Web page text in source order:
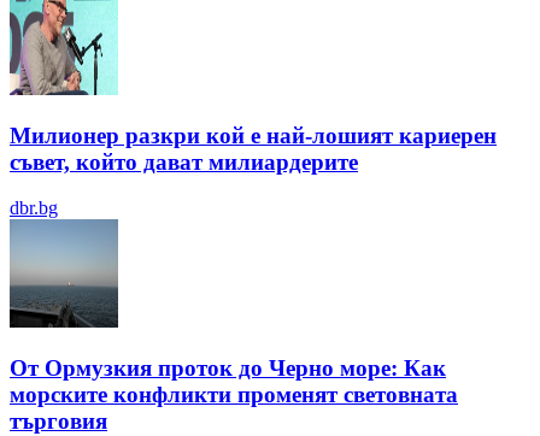
Милионер разкри кой е най-лошият кариерен
съвет, който дават милиардерите
dbr.bg
От Ормузкия проток до Черно море: Как
морските конфликти променят световната
търговия